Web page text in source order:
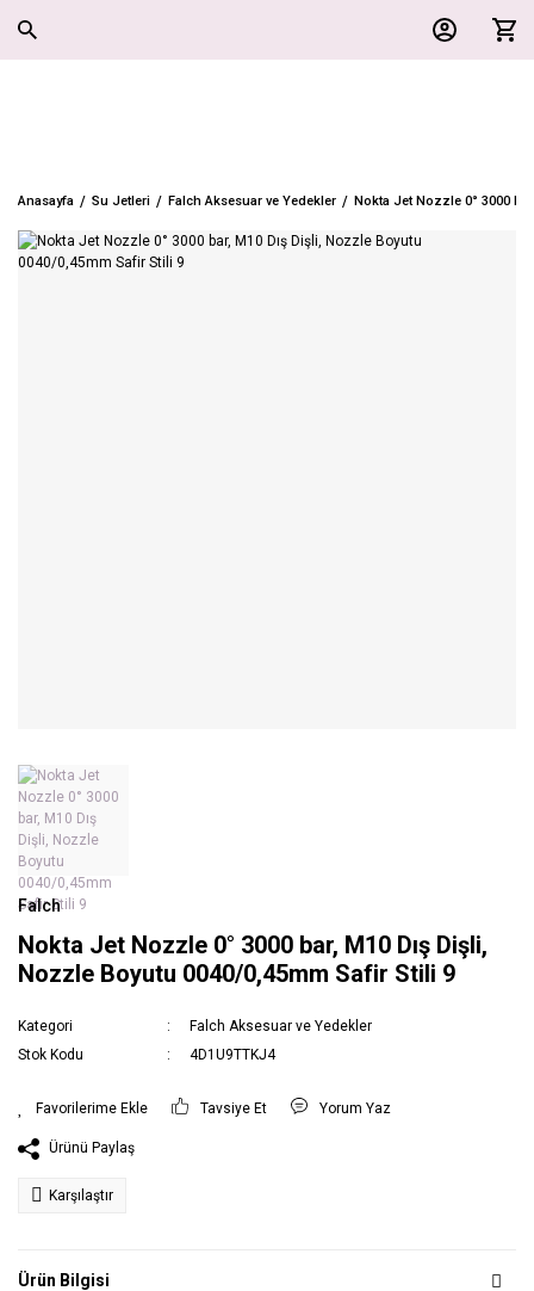
Anasayfa Su Jetleri Falch Aksesuar ve Yedekler Nokta Jet Nozzle 0° 3000
Falch
Nokta Jet Nozzle 0° 3000 bar, M10 Dış Dişli,
Nozzle Boyutu 0040/0,45mm Safir Stili 9
Kategori
Falch Aksesuar ve Yedekler
Stok Kodu
4D1U9TTKJ4
Tavsiye Et Yorum Yaz
Ürünü Paylaş
Karşılaştır
Ürün Bilgisi